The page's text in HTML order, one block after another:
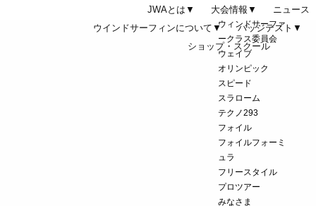
JWAとは▼ 大会情報▼
ニュース
ウインドサーフィンについて▼
バッジテスト▼
ショップ・スクール
ー
ウィンドサーファ
ークラス委員会
ウェイブ
オリンピック
スピード
スラローム
テクノ293
フォイル
フォイルフォーミ
ュラ
フリースタイル
プロツアー
みなさま